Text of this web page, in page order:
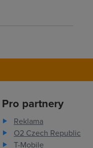
Pro partnery
Reklama
O2 Czech Republic
T-Mobile